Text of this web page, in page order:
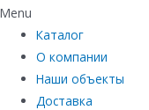
Menu
Каталог
О компании
Наши объекты
Доставка